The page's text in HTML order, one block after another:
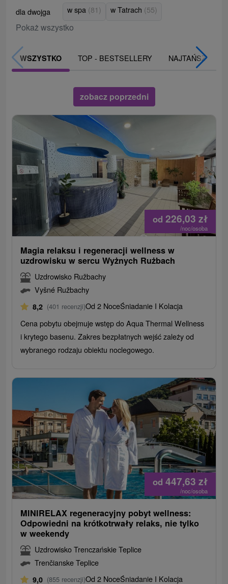
dla dwojga w spa (81) w Tatrach (55)
Pokaż wszystko
WSZYSTKO TOP - BESTSELLERY NAJTAŃSZE
zobacz poprzedni
od 226,03 zł
/noc/osoba
Magia relaksu i regeneracji wellness w
uzdrowisku w sercu Wyżnych Rużbach
Uzdrowisko Ružbachy
Vyšné Ružbachy
8,2 (401 recenzji)Od 2 NoceŚniadanie I Kolacja
Cena pobytu obejmuje wstęp do Aqua Thermal Wellness
i krytego basenu. Zakres bezpłatnych wejść zależy od
wybranego rodzaju obiektu noclegowego.
od 447,63 zł
/noc/osoba
MINIRELAX regeneracyjny pobyt wellness:
Odpowiedni na krótkotrwały relaks, nie tylko
w weekendy
Uzdrowisko Trenczańskie Teplice
Trenčianske Teplice
9,0 (855 recenzji)Od 2 NoceŚniadanie I Kolacja